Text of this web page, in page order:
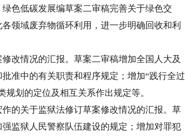
色低碳发展编草案二审稿完善关于绿色交
领域废弃物循环利用，进一步明确回收和利
情况的汇报。草案二审稿增加全国人大及
准中的有关职责和程序规定；增加“践行全过
划的定位及相互关系作出规定等。
关于监狱法修订草案修改情况的汇报。草
监狱人民警察队伍建设的规定；增加对罪犯